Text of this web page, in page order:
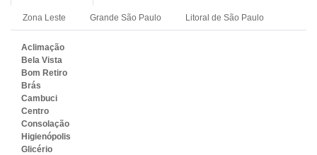
Zona Leste Grande São Paulo Litoral de São Paulo
Aclimação
Bela Vista
Bom Retiro
Brás
Cambuci
Centro
Consolação
Higienópolis
Glicério